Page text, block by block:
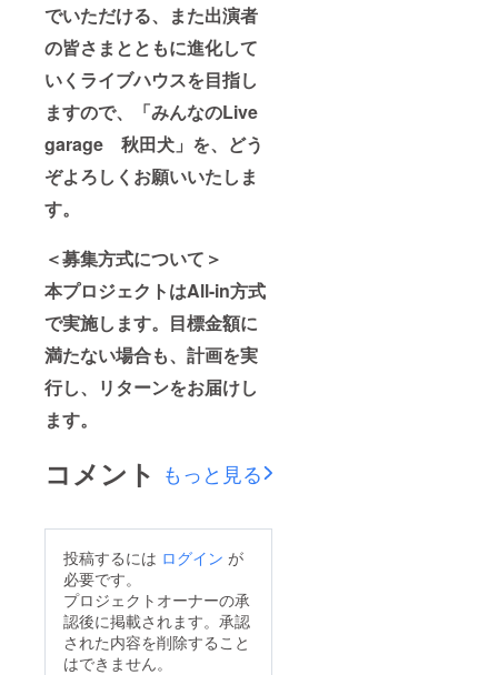
でいただける、また出演者
の皆さまとともに進化して
いくライブハウスを目指し
ますので、「みんなのLive
garage 秋田犬」を、どう
ぞよろしくお願いいたしま
す。
＜募集方式について＞
本プロジェクトはAll-in方式
で実施します。目標金額に
満たない場合も、計画を実
行し、リターンをお届けし
ます。
コメント もっと見る
投稿するには ログイン が
必要です。
プロジェクトオーナーの承
認後に掲載されます。承認
された内容を削除すること
はできません。